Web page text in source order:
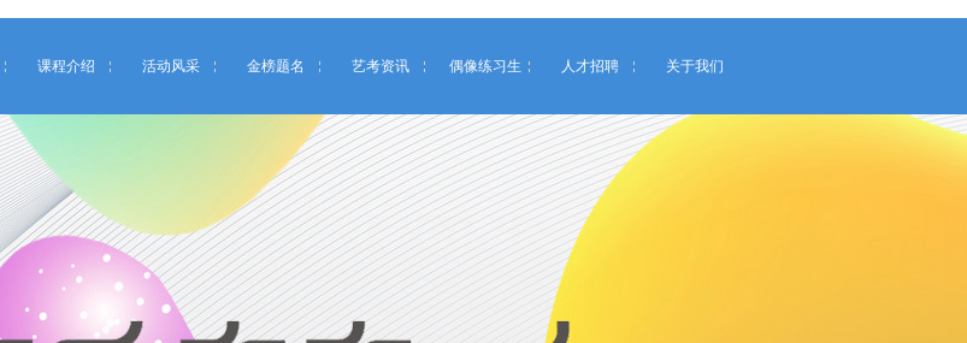
课程介绍 活动风采 金榜题名 艺考资讯 偶像练习生 人才招聘 关于我们